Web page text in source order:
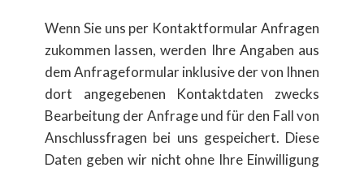
Wenn Sie uns per Kontaktformular Anfragen
zukommen lassen, werden Ihre Angaben aus
dem Anfrageformular inklusive der von Ihnen
dort angegebenen Kontaktdaten zwecks
Bearbeitung der Anfrage und für den Fall von
Anschlussfragen bei uns gespeichert. Diese
Daten geben wir nicht ohne Ihre Einwilligung